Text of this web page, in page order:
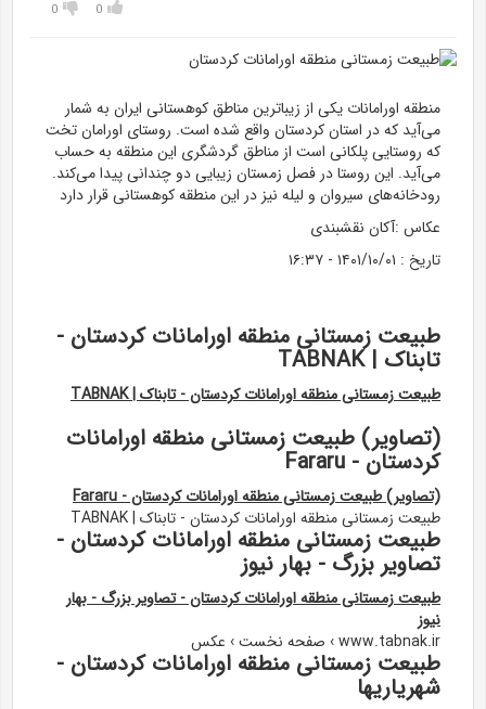
0
0
منطقه اورامانات یکی از زیباترین مناطق کوهستانی ایران به شمار
می‌آید که در استان کردستان واقع شده است. روستای اورامان تخت
که روستایی پلکانی است از مناطق گردشگری این منطقه به حساب
می‌آید. این روستا در فصل زمستان زیبایی دو چندانی پیدا می‌کند.
رودخانه‌های سیروان و لیله نیز در این منطقه کوهستانی قرار دارد
عکاس : آکان نقشبندی
تاریخ : ۱۴۰۱/۱۰/۰۱ - ۱۶:۳۷
طبیعت زمستانی منطقه اورامانات کردستان -
تابناک | TABNAK
طبیعت زمستانی منطقه اورامانات کردستان - تابناک | TABNAK
(تصاویر) طبیعت زمستانی منطقه اورامانات
کردستان - Fararu
(تصاویر) طبیعت زمستانی منطقه اورامانات کردستان - Fararu
طبیعت زمستانی منطقه اورامانات کردستان - تابناک | TABNAK
طبیعت زمستانی منطقه اورامانات کردستان -
تصاوير بزرگ - بهار نیوز
طبیعت زمستانی منطقه اورامانات کردستان - تصاوير بزرگ - بهار
نیوز
www.tabnak.ir › صفحه نخست › عکس
طبیعت زمستانی منطقه اورامانات کردستان -
شهریاریها